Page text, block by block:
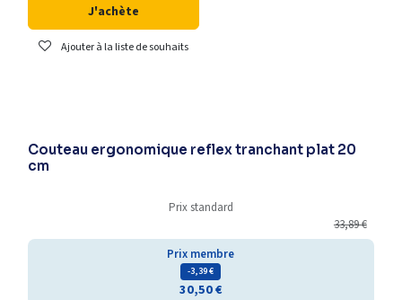
J'achète
Ajouter à la liste de souhaits
Couteau ergonomique reflex tranchant plat 20
cm
Prix standard
33,89€
Prix membre
- 3,39€
30,50€